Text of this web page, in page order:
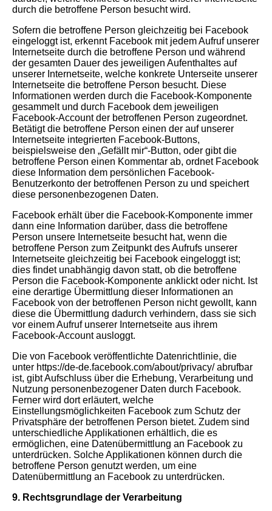
durch die betroffene Person besucht wird.
Sofern die betroffene Person gleichzeitig bei Facebook
eingeloggt ist, erkennt Facebook mit jedem Aufruf unserer
Internetseite durch die betroffene Person und während
der gesamten Dauer des jeweiligen Aufenthaltes auf
unserer Internetseite, welche konkrete Unterseite unserer
Internetseite die betroffene Person besucht. Diese
Informationen werden durch die Facebook-Komponente
gesammelt und durch Facebook dem jeweiligen
Facebook-Account der betroffenen Person zugeordnet.
Betätigt die betroffene Person einen der auf unserer
Internetseite integrierten Facebook-Buttons,
beispielsweise den „Gefällt mir“-Button, oder gibt die
betroffene Person einen Kommentar ab, ordnet Facebook
diese Information dem persönlichen Facebook-
Benutzerkonto der betroffenen Person zu und speichert
diese personenbezogenen Daten.
Facebook erhält über die Facebook-Komponente immer
dann eine Information darüber, dass die betroffene
Person unsere Internetseite besucht hat, wenn die
betroffene Person zum Zeitpunkt des Aufrufs unserer
Internetseite gleichzeitig bei Facebook eingeloggt ist;
dies findet unabhängig davon statt, ob die betroffene
Person die Facebook-Komponente anklickt oder nicht. Ist
eine derartige Übermittlung dieser Informationen an
Facebook von der betroffenen Person nicht gewollt, kann
diese die Übermittlung dadurch verhindern, dass sie sich
vor einem Aufruf unserer Internetseite aus ihrem
Facebook-Account ausloggt.
Die von Facebook veröffentlichte Datenrichtlinie, die
unter https://de-de.facebook.com/about/privacy/ abrufbar
ist, gibt Aufschluss über die Erhebung, Verarbeitung und
Nutzung personenbezogener Daten durch Facebook.
Ferner wird dort erläutert, welche
Einstellungsmöglichkeiten Facebook zum Schutz der
Privatsphäre der betroffenen Person bietet. Zudem sind
unterschiedliche Applikationen erhältlich, die es
ermöglichen, eine Datenübermittlung an Facebook zu
unterdrücken. Solche Applikationen können durch die
betroffene Person genutzt werden, um eine
Datenübermittlung an Facebook zu unterdrücken.
9. Rechtsgrundlage der Verarbeitung